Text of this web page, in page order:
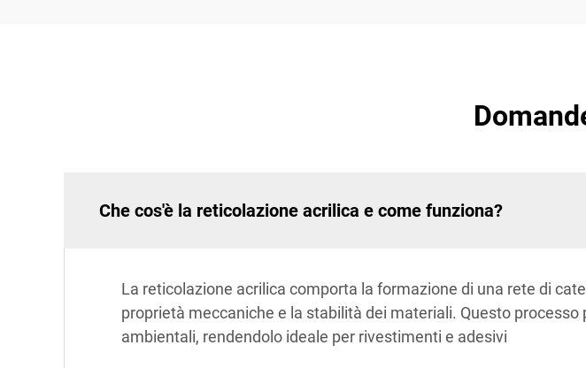
Che cos'è la reticolazione acrilica e come funziona?
La reticolazione acrilica comporta la formazione di una rete di
proprietà meccaniche e la stabilità dei materiali. Questo
ambientali, rendendolo ideale per rivestimenti e adesivi